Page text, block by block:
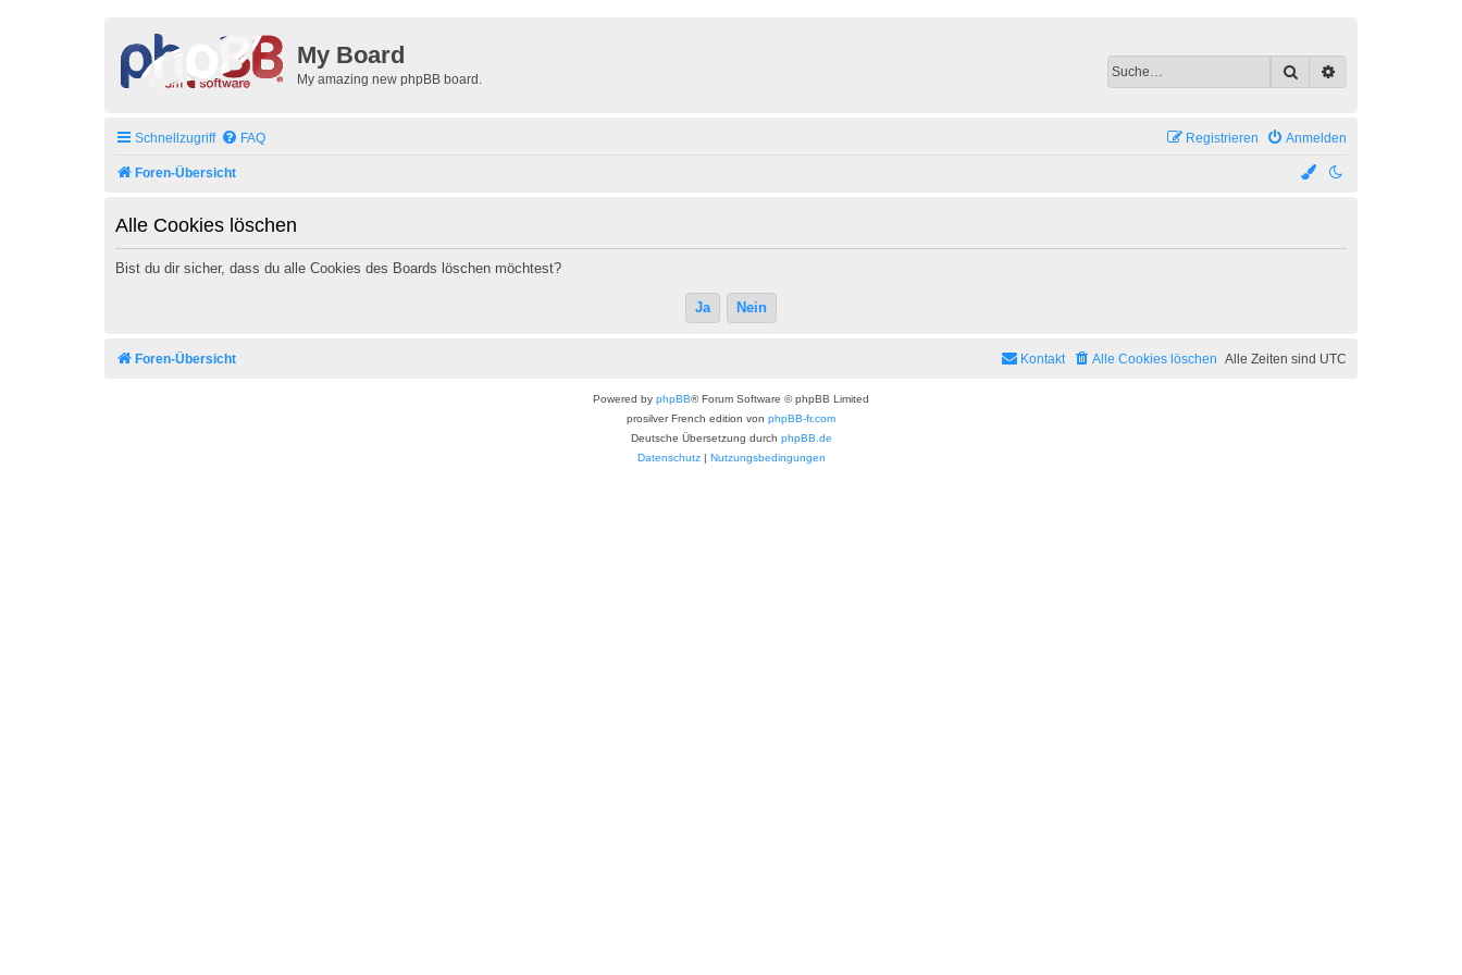
My Board
My amazing new phpBB board. Suche
Schnellzugriff FAQ Anmelden
Registrieren
Foren-Übersicht
Alle Cookies löschen
Bist du dir sicher, dass du alle Cookies des Boards löschen möchtest?
Foren-Übersicht Alle Zeiten sind UTC
Alle Cookies löschen
Kontakt
Powered by phpBB® Forum Software © phpBB Limited
prosilver French edition von phpBB-fr.com
Deutsche Übersetzung durch phpBB.de
Datenschutz| Nutzungsbedingungen